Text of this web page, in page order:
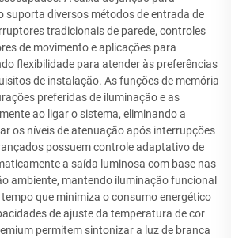
suporta diversos métodos de entrada de
tradicionais de parede, controles
de movimento e aplicações para
flexibilidade para atender às preferências
de instalação. As funções de memória
preferidas de iluminação e as
ao ligar o sistema, eliminando a
os níveis de atenuação após interrupções
possuem controle adaptativo de
a saída luminosa com base nas
ambiente, mantendo iluminação funcional
que minimiza o consumo energético
de ajuste da temperatura de cor
permitem sintonizar a luz de branca